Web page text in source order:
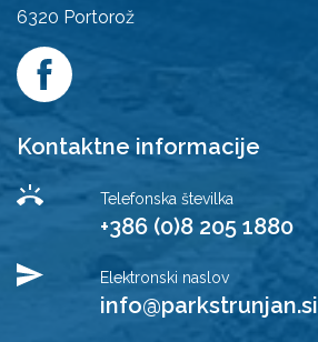
6320 Portorož
Kontaktne informacije
Telefonska številka
+386 (0)8 205 1880
Elektronski naslov
info@parkstrunjan.si